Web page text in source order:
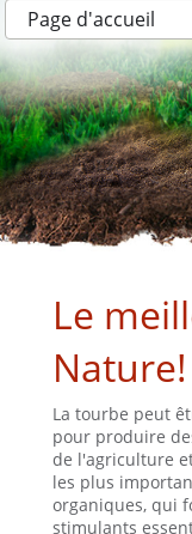
Page d'accueil
Le
Nature!
La tourbe peut
pour produire
de l'agriculture
les plus
organiques, qui
stimulants